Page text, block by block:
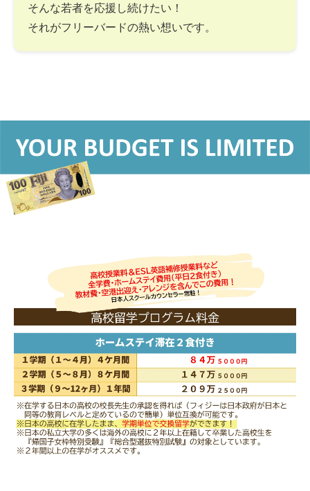
そんな若者を応援し続けたい！
それがフリーバードの熱い想いです。